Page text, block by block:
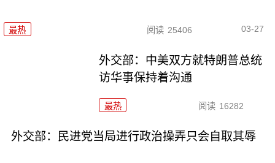
最热 阅读 25406 03-27
外交部：中美双方就特朗普总统
访华事保持着沟通
最热 阅读 16282
外交部：民进党当局进行政治操弄只会自取其辱